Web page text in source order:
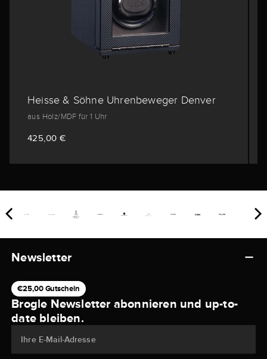
Heisse & Söhne Uhrenbeweger Denver
aus Holz/MDF für 1 Uhr
425,00 €
Newsletter
€25,00 Gutschein
Brogle Newsletter abonnieren und up-to-
date bleiben.
Ihre E-Mail-Adresse